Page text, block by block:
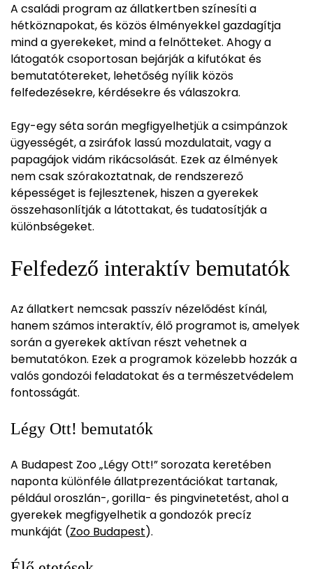
A családi program az állatkertben színesíti a
hétköznapokat, és közös élményekkel gazdagítja
mind a gyerekeket, mind a felnőtteket. Ahogy a
látogatók csoportosan bejárják a kifutókat és
bemutatótereket, lehetőség nyílik közös
felfedezésekre, kérdésekre és válaszokra.
Egy-egy séta során megfigyelhetjük a csimpánzok
ügyességét, a zsiráfok lassú mozdulatait, vagy a
papagájok vidám rikácsolását. Ezek az élmények
nem csak szórakoztatnak, de rendszerező
képességet is fejlesztenek, hiszen a gyerekek
összehasonlítják a látottakat, és tudatosítják a
különbségeket.
Felfedező interaktív bemutatók
Az állatkert nemcsak passzív nézelődést kínál,
hanem számos interaktív, élő programot is, amelyek
során a gyerekek aktívan részt vehetnek a
bemutatókon. Ezek a programok közelebb hozzák a
valós gondozói feladatokat és a természetvédelem
fontosságát.
Légy Ott! bemutatók
A Budapest Zoo „Légy Ott!” sorozata keretében
naponta különféle állatprezentációkat tartanak,
például oroszlán-, gorilla- és pingvinetetést, ahol a
gyerekek megfigyelhetik a gondozók precíz
munkáját (Zoo Budapest).